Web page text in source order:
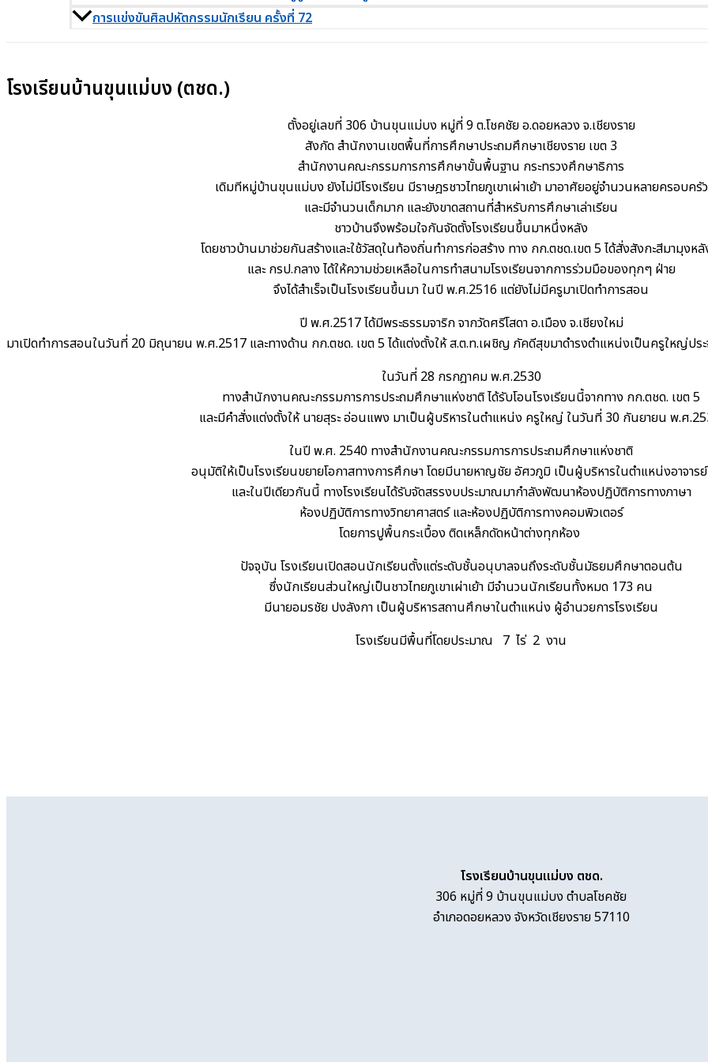
การแข่งขันศิลปหัตกรรมนักเรียน ครั้งที่ 72
โรงเรียนบ้านขุนแม่บง (ตชด.)
ตั้งอยู่เลขที่ 306 บ้านขุนแม่บง หมู่ที่ 9 ต.โชคชัย อ.ดอยหลวง จ.เชียงราย
สังกัด สำนักงานเขตพื้นที่การศึกษาประถมศึกษาเชียงราย เขต 3
สำนักงานคณะกรรมการการศึกษาขั้นพื้นฐาน กระทรวงศึกษาธิการ
เดิมทีหมู่บ้านขุนแม่บง ยังไม่มีโรงเรียน มีราษฎรชาวไทยภูเขาเผ่าเย้า มาอาศัยอยู่จำนวนหลายครอบครัว
และมีจำนวนเด็กมาก และยังขาดสถานที่สำหรับการศึกษาเล่าเรียน
ชาวบ้านจึงพร้อมใจกันจัดตั้งโรงเรียนขึ้นมาหนึ่งหลัง
โดยชาวบ้านมาช่วยกันสร้างและใช้วัสดุในท้องถิ่นทำการก่อสร้าง ทาง กก.ตชด.เขต 5 ได้สั่งสังกะสีมามุงห
และ กรป.กลาง ได้ให้ความช่วยเหลือในการทำสนามโรงเรียนจากการร่วมมือของทุกๆ ฝ่าย
จึงได้สำเร็จเป็นโรงเรียนขึ้นมา ในปี พ.ศ.2516 แต่ยังไม่มีครูมาเปิดทำการสอน
ปี พ.ศ.2517 ได้มีพระธรรมจาริก จากวัดศรีโสดา อ.เมือง จ.เชียงใหม่
มาเปิดทำการสอนในวันที่ 20 มิถุนายน พ.ศ.2517 และทางด้าน กก.ตชด. เขต 5 ได้แต่งตั้งให้ ส.ต.ท.เผชิญ ภัคดีสุขมาดำรงตำแหน่งเป็นครูใหญ่ป
ในวันที่ 28 กรกฎาคม พ.ศ.2530
ทางสำนักงานคณะกรรมการการประถมศึกษาแห่งชาติ ได้รับโอนโรงเรียนนี้จากทาง กก.ตชด. เขต 5
และมีคำสั่งแต่งตั้งให้ นายสุระ อ่อนแพง มาเป็นผู้บริหารในตำแหน่ง ครูใหญ่ ในวันที่ 30 กันยายน พ.ศ
ในปี พ.ศ. 2540 ทางสำนักงานคณะกรรมการการประถมศึกษาแห่งชาติ
อนุมัติให้เป็นโรงเรียนขยายโอกาสทางการศึกษา โดยมีนายหาญชัย อัศวภูมิ เป็นผู้บริหารในตำแหน่งอาจาร
และในปีเดียวกันนี้ ทางโรงเรียนได้รับจัดสรรงบประมาณมากำลังพัฒนาห้องปฏิบัติการทางภาษา
ห้องปฏิบัติการทางวิทยาศาสตร์ และห้องปฏิบัติการทางคอมพิวเตอร์
โดยการปูพื้นกระเบื้อง ติดเหล็กดัดหน้าต่างทุกห้อง
ปัจจุบัน โรงเรียนเปิดสอนนักเรียนตั้งแต่ระดับชั้นอนุบาลจนถึงระดับชั้นมัธยมศึกษาตอนต้น
ซึ่งนักเรียนส่วนใหญ่เป็นชาวไทยภูเขาเผ่าเย้า มีจำนวนนักเรียนทั้งหมด 173 คน
มีนายอมรชัย ปงลังกา เป็นผู้บริหารสถานศึกษาในตำแหน่ง ผู้อำนวยการโรงเรียน
โรงเรียนมีพื้นที่โดยประมาณ 7 ไร่ 2 งาน
โรงเรียนบ้านขุนแม่บง ตชด.
306 หมู่ที่ 9 บ้านขุนแม่บง ตำบลโชคชัย
อำเภอดอยหลวง จังหวัดเชียงราย 57110